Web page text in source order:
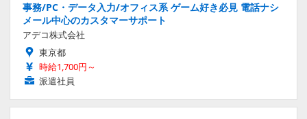
事務/PC・データ入力/オフィス系 ゲーム好き必見 電話ナシ
メール中心のカスタマーサポート
アデコ株式会社
東京都
時給1,700円～
派遣社員